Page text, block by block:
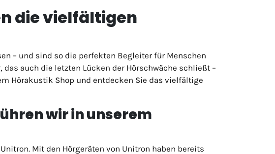
die vielfältigen
– und sind so die perfekten Begleiter für Menschen
auch die letzten Lücken der Hörschwäche schließt –
Hörakustik Shop und entdecken Sie das vielfältige
wir in unserem
Mit den Hörgeräten von Unitron haben bereits